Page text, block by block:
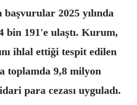
2025 yılında
bin 191'e ulaştı. Kurum,
ihlal ettiği tespit edilen
toplamda 9,8 milyon
para cezası uyguladı.